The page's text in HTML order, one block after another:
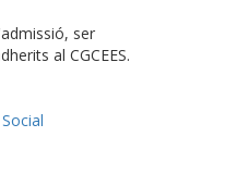
ser
al CGCEES.